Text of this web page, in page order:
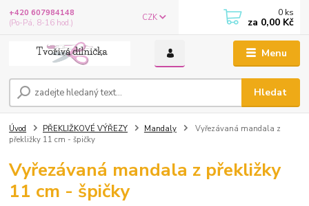
Menu
CZK
Hledat
+420 607984148
(Po-Pá, 8-16 hod.)
0 ks
za 0,00 Kč
Úvod PŘEKLIŽKOVÉ VÝŘEZY Mandaly
Vyřezávaná mandala z
překližky 11 cm - špičky
Vyřezávaná mandala z překližky
11 cm - špičky